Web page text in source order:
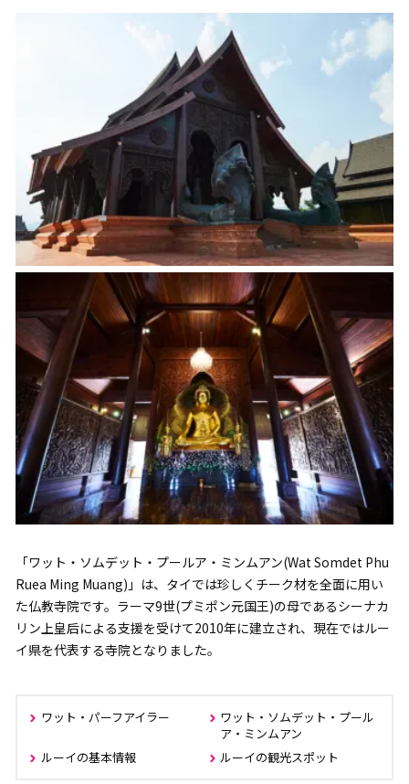
「ワット・ソムデット・プールア・ミンムアン(Wat Somdet Phu
Ruea Ming Muang)」は、タイでは珍しくチーク材を全面に用い
た仏教寺院です。ラーマ9世(プミポン元国王)の母であるシーナカ
リン上皇后による支援を受けて2010年に建立され、現在ではルー
イ県を代表する寺院となりました。
ワット・パーフアイラー
ワット・ソムデット・プール
ア・ミンムアン
ルーイの基本情報
ルーイの観光スポット